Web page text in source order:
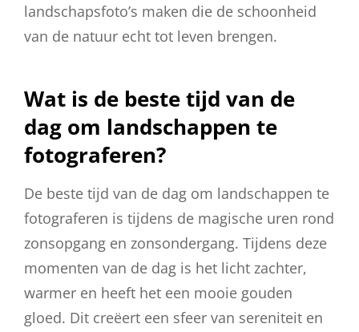
landschapsfoto’s maken die de schoonheid
van de natuur echt tot leven brengen.
Wat is de beste tijd van de
dag om landschappen te
fotograferen?
De beste tijd van de dag om landschappen te
fotograferen is tijdens de magische uren rond
zonsopgang en zonsondergang. Tijdens deze
momenten van de dag is het licht zachter,
warmer en heeft het een mooie gouden
gloed. Dit creëert een sfeer van sereniteit en